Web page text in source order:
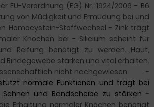
EU-Verordnung (EG) Nr. 1924/2006 - B6
von Müdigkeit und Ermüdung bei und
Homocystein-Stoffwechsel - Zink trägt
Knochen bei - Silicium scheint für
Reifung benötigt zu werden....Haut,
Bindegewebe stärken und vital erhalten.
nicht nachgewiesen
-
normale Funktionen und trägt bei
Sehnen und Bandscheibe zu stärken -
Erhaltung normaler Knochen benötigt